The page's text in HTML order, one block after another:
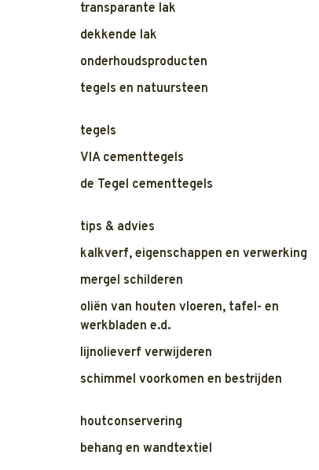
transparante lak
dekkende lak
onderhoudsproducten
tegels en natuursteen
tegels
VIA cementtegels
de Tegel cementtegels
tips & advies
kalkverf, eigenschappen en verwerking
mergel schilderen
oliën van houten vloeren, tafel- en
werkbladen e.d.
lijnolieverf verwijderen
schimmel voorkomen en bestrijden
houtconservering
behang en wandtextiel